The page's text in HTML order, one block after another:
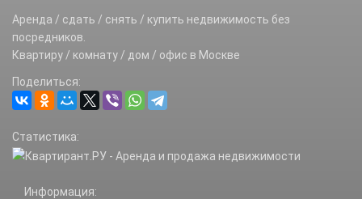
Аренда / сдать / снять / купить недвижимость без
посредников.
Квартиру / комнату / дом / офис в Москве
Поделиться:
Статистика:
Информация: